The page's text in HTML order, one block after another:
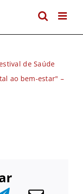
de Saúde
ao bem-estar" –